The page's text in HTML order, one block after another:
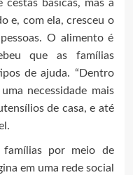
básicas, mas a
e, com ela, cresceu o
O alimento é
que as famílias
de ajuda. “Dentro
necessidade mais
de casa, e até
por meio de
em uma rede social